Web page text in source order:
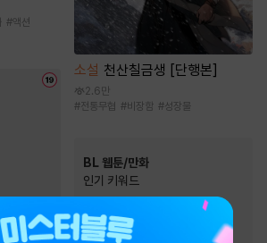
#액션
소설 천산칠금생 [단행본]
2.6만
#전통무협 #비장함 #성장물
BL 웹툰/만화
인기 키워드
대형견공
#다정수
연상수